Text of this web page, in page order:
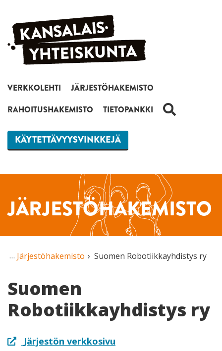
Siirry sisältöön
VERKKOLEHTI
JÄRJESTÖHAKEMISTO
RAHOITUSHAKEMISTO
TIETOPANKKI HAKU
KÄYTETTÄVYYSVINKKEJÄ
JÄRJESTÖHAKEMISTO
Järjestöhakemisto Suomen Robotiikkayhdistys ry
Suomen
Robotiikkayhdistys ry
Järjestön verkkosivu